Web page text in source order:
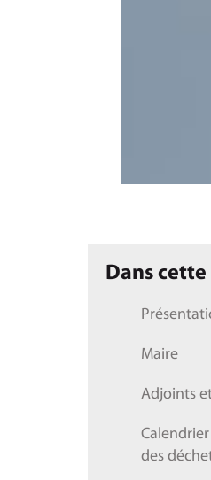
Dans cette
Maire
Adjoints
des